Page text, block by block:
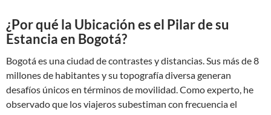
¿Por qué la Ubicación es el Pilar de su
Estancia en Bogotá?
Bogotá es una ciudad de contrastes y distancias. Sus más de 8
millones de habitantes y su topografía diversa generan
desafíos únicos en términos de movilidad. Como experto, he
observado que los viajeros subestiman con frecuencia el